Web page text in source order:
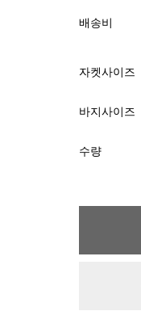
배송비
자켓사이즈
바지사이즈
수량